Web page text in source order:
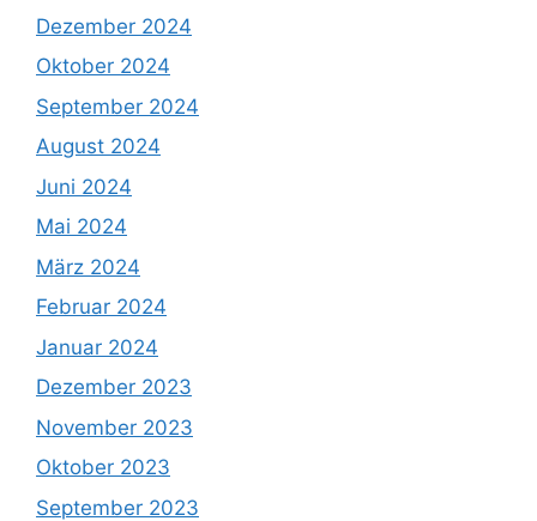
Dezember 2024
Oktober 2024
September 2024
August 2024
Juni 2024
Mai 2024
März 2024
Februar 2024
Januar 2024
Dezember 2023
November 2023
Oktober 2023
September 2023